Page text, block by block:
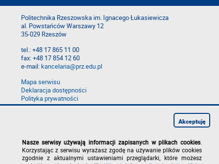
Politechnika Rzeszowska im. Ignacego Łukasiewicza
al. Powstańców Warszawy 12
35-029 Rzeszów
tel.: +48 17 865 11 00
fax: +48 17 854 12 60
e-mail:kancelaria@prz.edu.pl
Mapa serwisu
Deklaracja dostępności
Polityka prywatności
Zgłoś błąd na stronie
Nasze serwisy używają informacji zapisanych w plikach cookies
Korzystając z serwisu wyrażasz zgodę na używanie plików cookies
zgodnie z aktualnymi ustawieniami przeglądarki, które możesz
Akceptuję